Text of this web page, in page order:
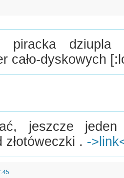
dziupla
cało-dyskowych
jeszcze jeden
złotóweczki . -